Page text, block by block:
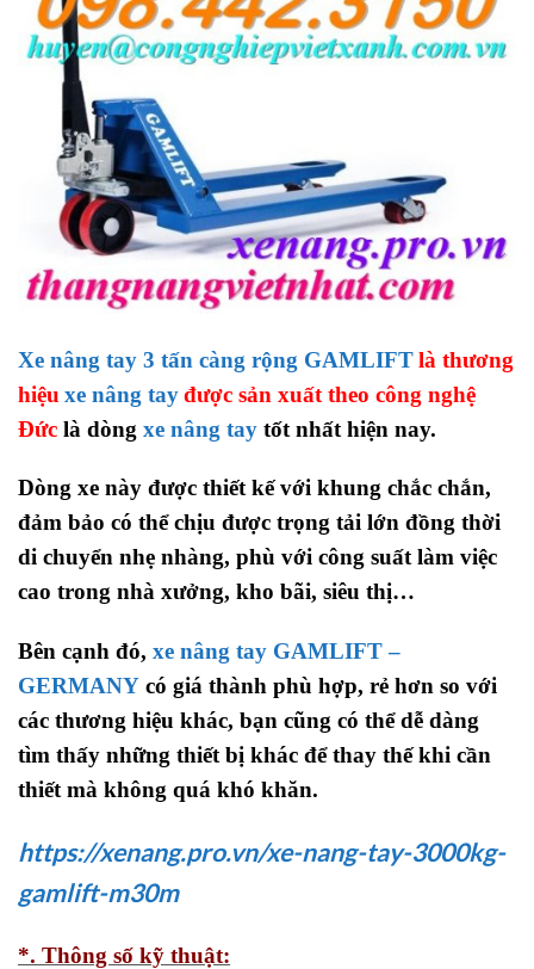
Xe nâng tay 3 tấn càng rộng GAMLIFTlà thương
hiệu xe nâng tayđược sản xuất theo công nghệ
Đức là dòng xe nâng tay tốt nhất hiện nay.
Dòng xe này được thiết kế với khung chắc chắn,
đảm bảo có thể chịu được trọng tải lớn đồng thời
di chuyển nhẹ nhàng, phù với công suất làm việc
cao trong nhà xưởng, kho bãi, siêu thị…
Bên cạnh đó, xe nâng tay GAMLIFT –
GERMANY có giá thành phù hợp, rẻ hơn so với
các thương hiệu khác, bạn cũng có thể dễ dàng
tìm thấy những thiết bị khác để thay thế khi cần
thiết mà không quá khó khăn.
https://xenang.pro.vn/xe-nang-tay-3000kg-
gamlift-m30m
*. Thông số kỹ thuật: